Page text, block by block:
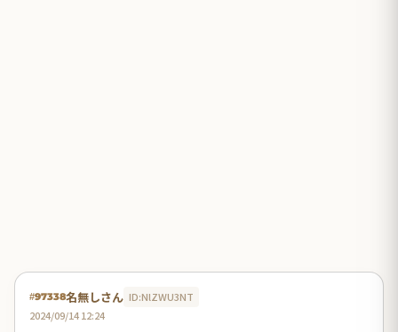
#97338名無しさん ID:NlZWU3NT
2024/09/14 12:24